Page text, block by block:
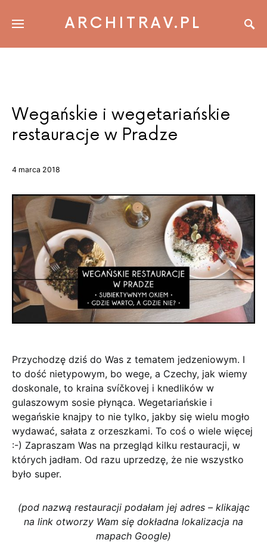
ARCHITRAV.PL
Wegańskie i wegetariańskie
restauracje w Pradze
4 marca 2018
Przychodzę dziś do Was z tematem jedzeniowym. I
to dość nietypowym, bo wege, a Czechy, jak wiemy
doskonale, to kraina svíčkovej i knedlików w
gulaszowym sosie płynąca. Wegetariańskie i
wegańskie knajpy to nie tylko, jakby się wielu mogło
wydawać, sałata z orzeszkami. To coś o wiele więcej
:-) Zapraszam Was na przegląd kilku restauracji, w
których jadłam. Od razu uprzedzę, że nie wszystko
było super.
(pod nazwą restauracji podałam jej adres – klikając
na link otworzy Wam się dokładna lokalizacja na
mapach Google)